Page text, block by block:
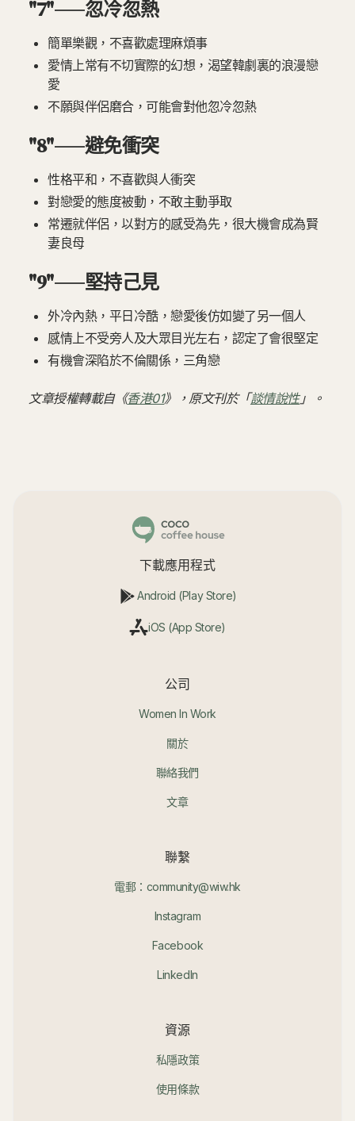
"7"——忽冷忽熱
簡單樂觀，不喜歡處理麻煩事
愛情上常有不切實際的幻想，渴望韓劇裏的浪漫戀
愛
不願與伴侶磨合，可能會對他忽冷忽熱
"8"——避免衝突
性格平和，不喜歡與人衝突
對戀愛的態度被動，不敢主動爭取
常遷就伴侶，以對方的感受為先，很大機會成為賢
妻良母
"9"——堅持己見
外冷內熱，平日冷酷，戀愛後仿如變了另一個人
感情上不受旁人及大眾目光左右，認定了會很堅定
有機會深陷於不倫關係，三角戀
文章授權轉載自《香港01》，原文刊於「談情說性」。
下載應用程式
Android (Play Store)
iOS (App Store)
公司
Women In Work
關於
聯絡我們
文章
聯繫
電郵：community@wiw.hk
Instagram
Facebook
LinkedIn
資源
私隱政策
使用條款